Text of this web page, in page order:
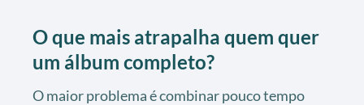
O que mais atrapalha quem quer
um álbum completo?
O maior problema é combinar pouco tempo